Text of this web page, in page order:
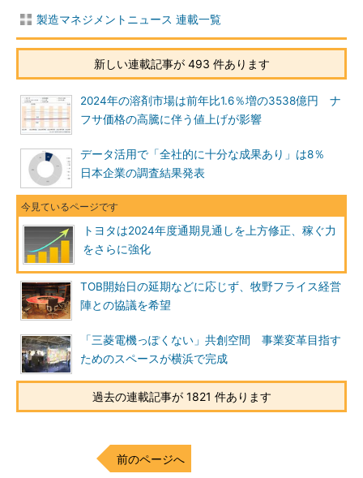
製造マネジメントニュース 連載一覧
新しい連載記事が 493 件あります
2024年の溶剤市場は前年比1.6％増の3538億円 ナ
フサ価格の高騰に伴う値上げが影響
データ活用で「全社的に十分な成果あり」は8％
日本企業の調査結果発表
トヨタは2024年度通期見通しを上方修正、稼ぐ力
をさらに強化
TOB開始日の延期などに応じず、牧野フライス経営
陣との協議を希望
「三菱電機っぽくない」共創空間 事業変革目指す
ためのスペースが横浜で完成
過去の連載記事が 1821 件あります
前のページへ